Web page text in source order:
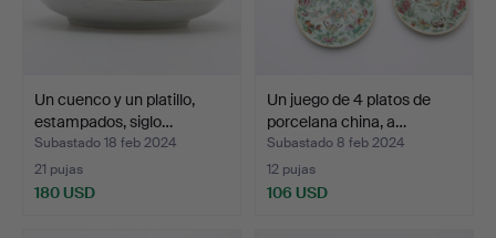
Un cuenco y un platillo,
estampados, siglo…
Subastado 18 feb 2024
21 pujas
180 USD
Un juego de 4 platos de
porcelana china, a…
Subastado 8 feb 2024
12 pujas
106 USD